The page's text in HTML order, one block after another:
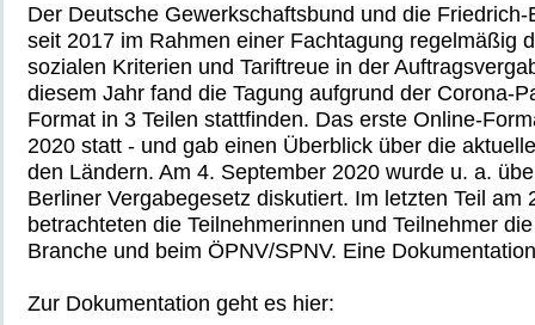
Der Deutsche Gewerkschaftsbund und die
seit 2017 im Rahmen einer Fachtagung regelmäßig
sozialen Kriterien und Tariftreue in der
diesem Jahr fand die Tagung aufgrund der Corona-
Format in 3 Teilen stattfinden. Das erste Online-
2020 statt - und gab einen Überblick über die
den Ländern. Am 4. September 2020 wurde u. a.
Berliner Vergabegesetz diskutiert. Im letzten Teil am
betrachteten die Teilnehmerinnen und Teilnehmer
Branche und beim ÖPNV/SPNV. Eine
Zur Dokumentation geht es hier: